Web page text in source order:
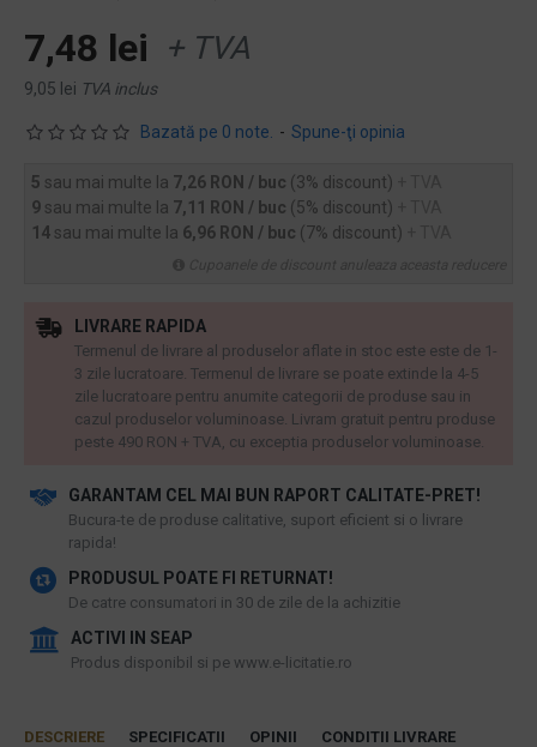
Bazată pe 0 note. - Spune-ţi opinia
7,48 lei + TVA
9,05 lei TVA inclus
5 sau mai multe la 7,26 RON / buc (3% discount)
9 sau mai multe la 7,11 RON / buc (5% discount)
14 sau mai multe la 6,96 RON / buc (7% discount)
GARANTAM CEL MAI BUN RAPORT CALITATE-PRET!
​Bucura-te de produse calitative, suport eficient si o livrare
rapida!
PRODUSUL POATE FI RETURNAT!
De catre consumatori in 30 de zile de la achizitie
ACTIVI IN SEAP
Produs disponibil si pe www.e-licitatie.ro
LIVRARE RAPIDA
Termenul de livrare al produselor aflate in stoc este este de 1-
3 zile lucratoare. Termenul de livrare se poate extinde la 4-5
zile lucratoare pentru anumite categorii de produse sau in
cazul produselor voluminoase. Livram gratuit pentru produse
peste 490 RON + TVA, cu exceptia produselor voluminoase.
DESCRIERE SPECIFICATII OPINII CONDITII LIVRARE